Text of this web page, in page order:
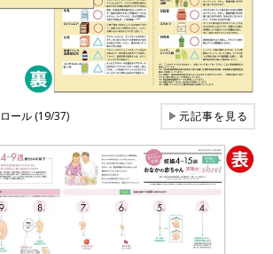
ール (19/37) ▶元記事を見る